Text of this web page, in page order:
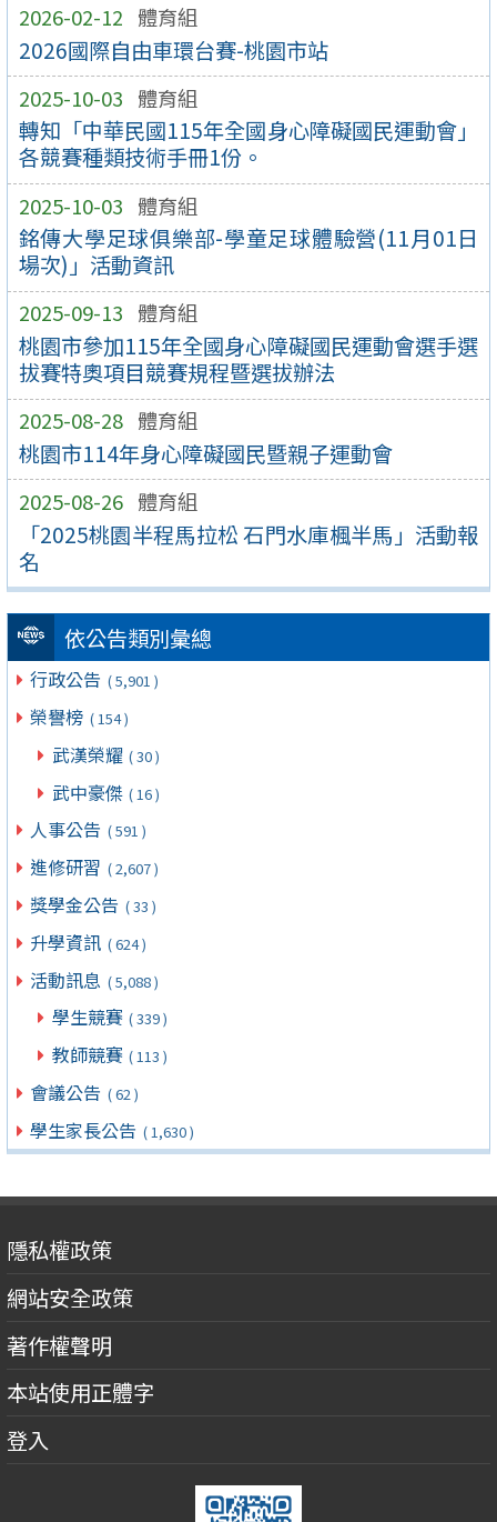
2026-02-12 體育組
2026國際自由車環台賽-桃園市站
2025-10-03 體育組
轉知「中華民國115年全國身心障礙國民運動會」
各競賽種類技術手冊1份。
2025-10-03 體育組
銘傳大學足球俱樂部-學童足球體驗營(11月01日
場次)」活動資訊
2025-09-13 體育組
桃園市參加115年全國身心障礙國民運動會選手選
拔賽特奧項目競賽規程暨選拔辦法
2025-08-28 體育組
桃園市114年身心障礙國民暨親子運動會
2025-08-26 體育組
「2025桃園半程馬拉松 石門水庫楓半馬」活動報
名
依公告類別彙總
行政公告 ( 5,901 )
榮譽榜 ( 154 )
武漢榮耀 ( 30 )
武中豪傑 ( 16 )
人事公告 ( 591 )
進修研習 ( 2,607 )
獎學金公告 ( 33 )
升學資訊 ( 624 )
活動訊息 ( 5,088 )
學生競賽 ( 339 )
教師競賽 ( 113 )
會議公告 ( 62 )
學生家長公告 ( 1,630 )
隱私權政策
網站安全政策
著作權聲明
本站使用正體字
登入